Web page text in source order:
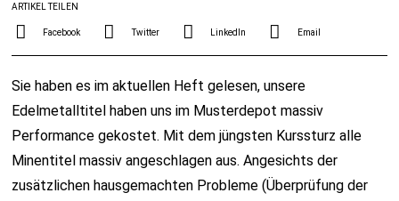
ARTIKEL TEILEN
Facebook Twitter LinkedIn Email
Sie haben es im aktuellen Heft gelesen, unsere
Edelmetalltitel haben uns im Musterdepot massiv
Performance gekostet. Mit dem jüngsten Kurssturz alle
Minentitel massiv angeschlagen aus. Angesichts der
zusätzlichen hausgemachten Probleme (Überprüfung der